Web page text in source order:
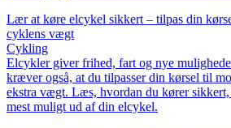
Lær at køre elcykel sikkert – tilpas din
cyklens vægt
Cykling
Elcykler giver frihed, fart og nye
kræver også, at du tilpasser din kørsel til
ekstra vægt. Læs, hvordan du kører sikkert,
mest muligt ud af din elcykel.